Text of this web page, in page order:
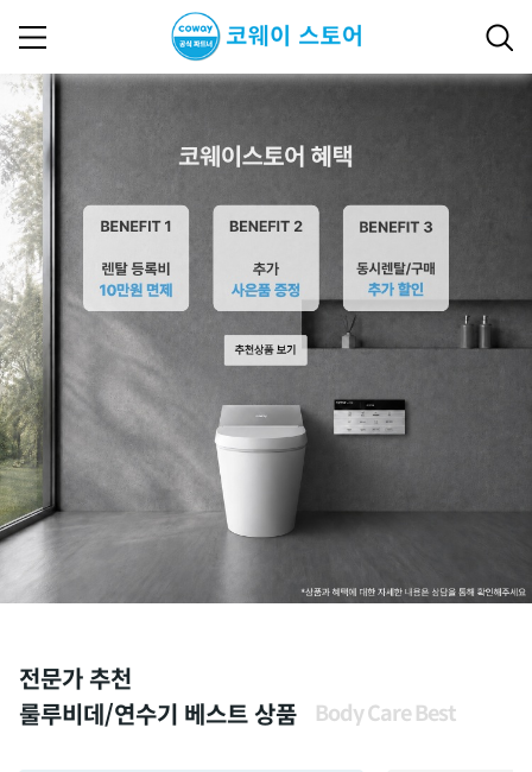
전문가 추천
룰루비데/연수기 베스트 상품
Body Care Best